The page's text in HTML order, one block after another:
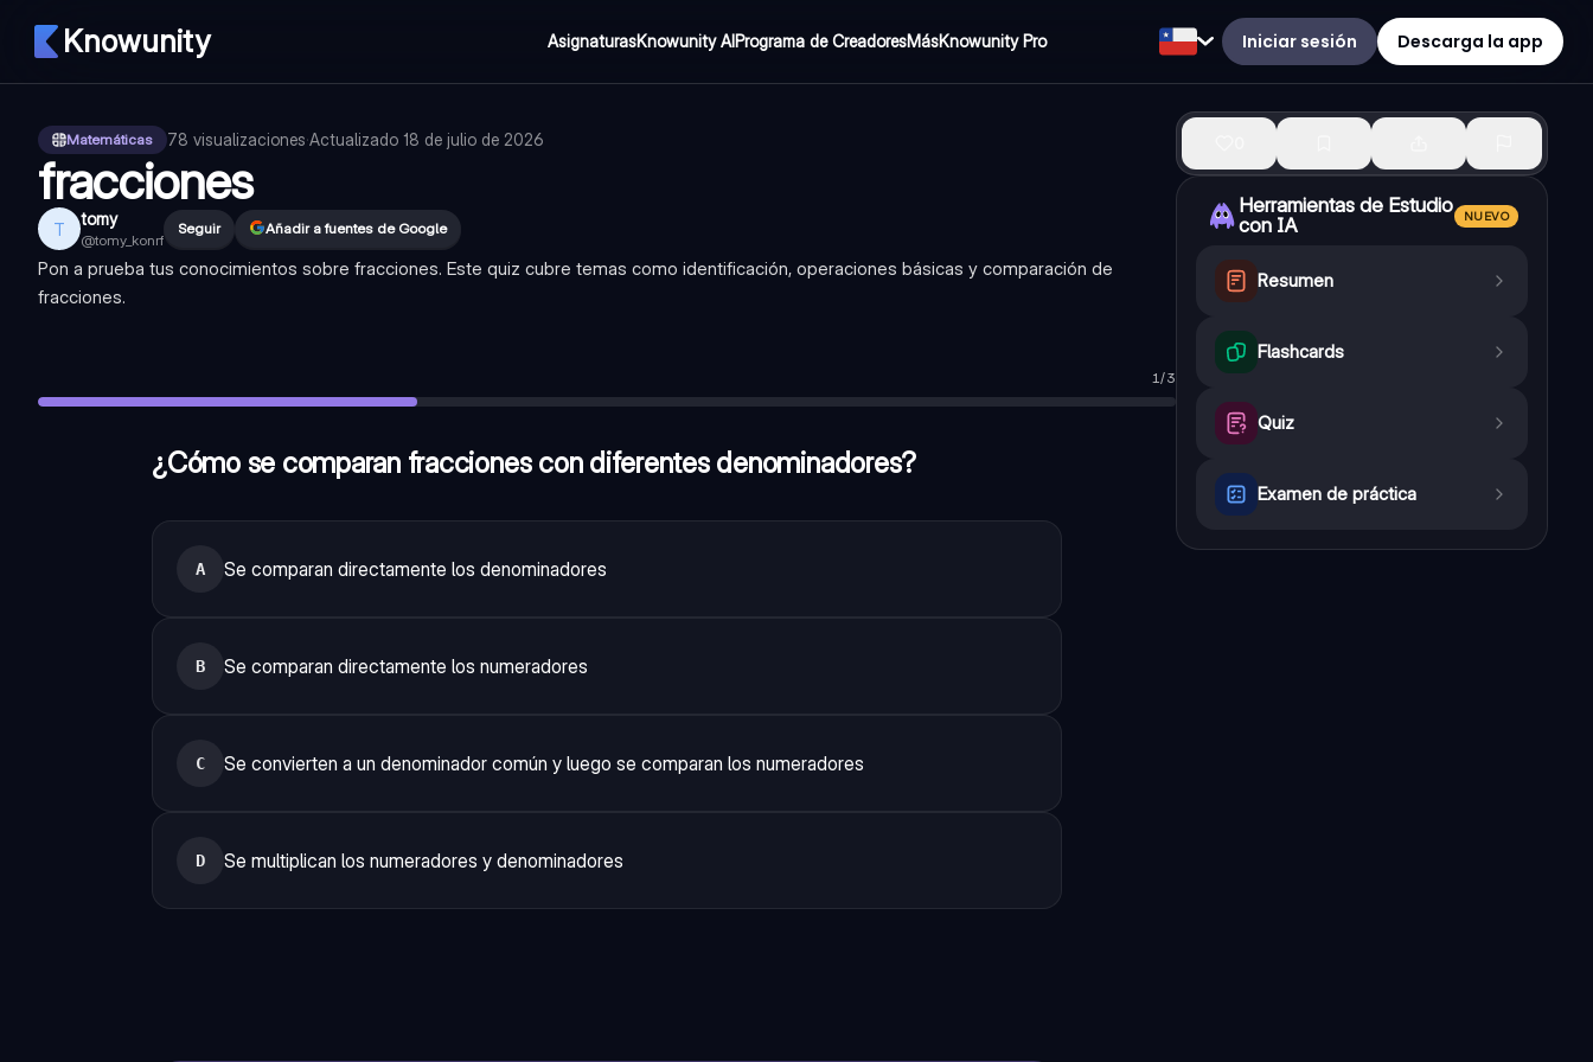
Knowunity AsignaturasKnowunity AIPrograma de CreadoresMásKnowunity Pro Iniciar sesión Descarga la app
Matemáticas 78 visualizaciones·Actualizado 18 de julio de 2026
fracciones
T tomy
@tomy_konrf
Seguir Añadir a fuentes de Google
Pon a prueba tus conocimientos sobre fracciones. Este quiz cubre temas como identificación, operaciones básicas y comparación de
fracciones.
1/3
¿Cómo se comparan fracciones con diferentes denominadores?
A Se comparan directamente los denominadores
B Se comparan directamente los numeradores
C Se convierten a un denominador común y luego se comparan los numeradores
D Se multiplican los numeradores y denominadores
Se convierten a un denominador común y luego se comparan los numeradores
¿Qué característica define a una fracción propia?—El numerador es menor que el denominador
Herramientas de Estudio
con IA
NUEVO
Resumen
Flashcards
Quiz
Examen de práctica